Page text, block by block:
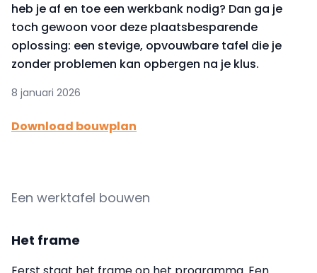
heb je af en toe een werkbank nodig? Dan ga je
toch gewoon voor deze plaatsbesparende
oplossing: een stevige, opvouwbare tafel die je
zonder problemen kan opbergen na je klus.
8 januari 2026
Download bouwplan
Een werktafel bouwen
Het frame